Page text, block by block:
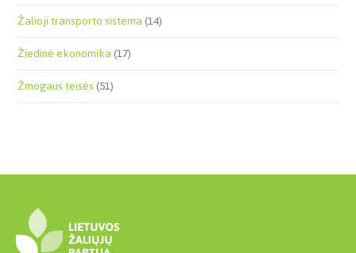
Žalioji transporto sistema(14)
Žiedinė ekonomika(17)
Žmogaus teisės(51)